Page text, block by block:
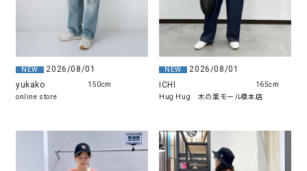
NEW
2026/08/01
yukako
online store
150cm
NEW
2026/08/01
ICHI
Hug Hug 木の葉モール橋本店
165cm